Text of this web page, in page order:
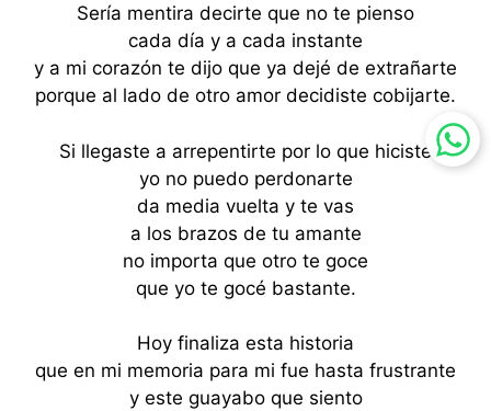
Sería mentira decirte que no te pienso
cada día y a cada instante
y a mi corazón te dijo que ya dejé de extrañarte
porque al lado de otro amor decidiste cobijarte.
Si llegaste a arrepentirte por lo que hiciste
yo no puedo perdonarte
da media vuelta y te vas
a los brazos de tu amante
no importa que otro te goce
que yo te gocé bastante.
Hoy finaliza esta historia
que en mi memoria para mi fue hasta frustrante
y este guayabo que siento